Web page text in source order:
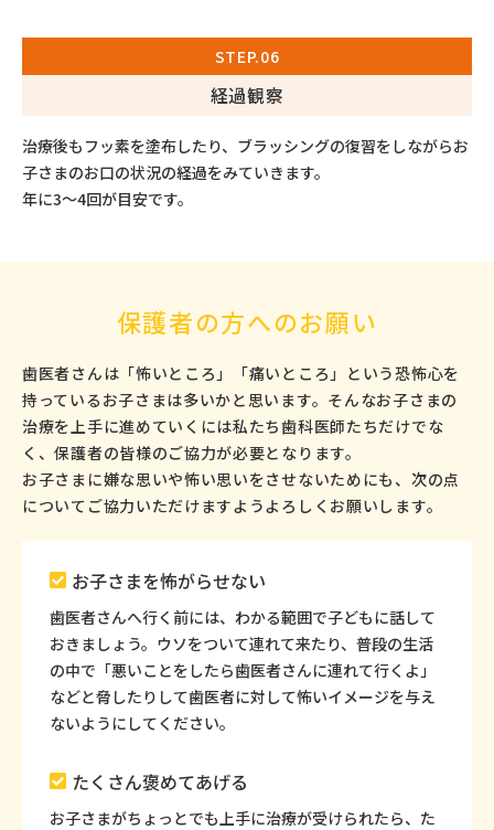
STEP.06
経過観察
治療後もフッ素を塗布したり、ブラッシングの復習をしながらお
子さまのお口の状況の経過をみていきます。
年に3〜4回が目安です。
保護者の方へのお願い
歯医者さんは「怖いところ」「痛いところ」という恐怖心を
持っているお子さまは多いかと思います。そんなお子さまの
治療を上手に進めていくには私たち歯科医師たちだけでな
く、保護者の皆様のご協力が必要となります。
お子さまに嫌な思いや怖い思いをさせないためにも、次の点
についてご協力いただけますようよろしくお願いします。
お子さまを怖がらせない
歯医者さんへ行く前には、わかる範囲で子どもに話して
おきましょう。ウソをついて連れて来たり、普段の生活
の中で「悪いことをしたら歯医者さんに連れて行くよ」
などと脅したりして歯医者に対して怖いイメージを与え
ないようにしてください。
たくさん褒めてあげる
お子さまがちょっとでも上手に治療が受けられたら、た